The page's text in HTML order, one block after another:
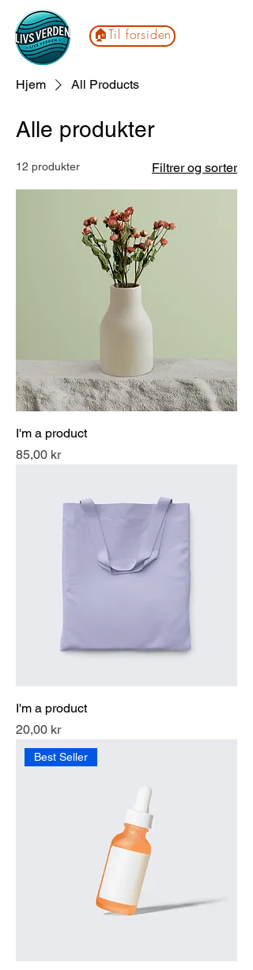
🏠Til forsiden
Hjem All Products
Alle produkter
12 produkter Filtrer og sorter
I'm a product
Pris
85,00 kr
I'm a product
Pris
20,00 kr
Best Seller